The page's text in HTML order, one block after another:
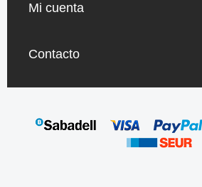
Mi cuenta
Contacto